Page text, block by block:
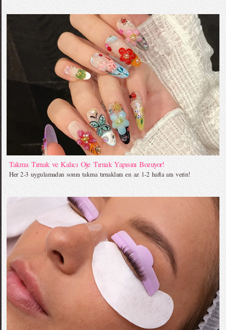
Takma Tırnak ve Kalıcı Oje Tırnak Yapısını Bozuyor!
Her 2-3 uygulamadan sonra takma tırnaklara en az 1-2 hafta ara verin!